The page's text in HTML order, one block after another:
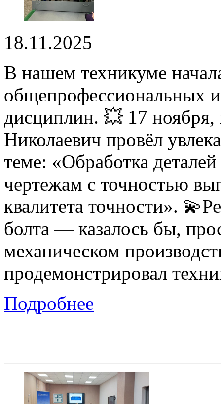
18.11.2025
В нашем техникуме
общепрофессиональных
дисциплин. 💥 17
Николаевич провёл
теме: «Обработка
чертежам с точностью
квалитета точности».
болта — казалось бы,
механическом
продемонстрировал
Подробнее